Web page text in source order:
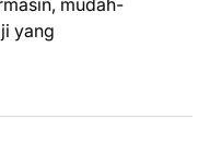
mudah-
yang